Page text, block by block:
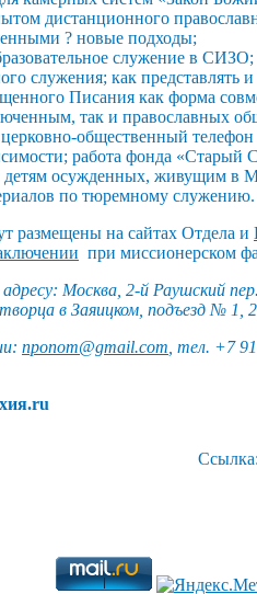
дистанционного
? новые подходы;
служение в
служения; как представлять
Писания как форма
так и православных
общественный
работа фонда «Старый
осужденных, живущим в
по тюремному служению.
размещены на сайтах Отдела и
при миссионерском
Москва, 2-й Раушский
в Заяицком, подъезд № 1,
nponom@gmail.com , тел. +7
Ссылка: